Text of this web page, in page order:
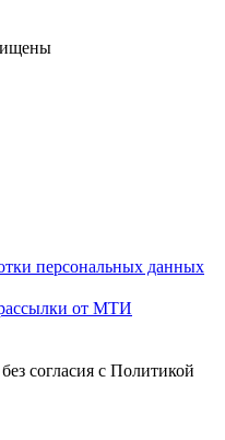
персональных данных
от МТИ
согласия с Политикой